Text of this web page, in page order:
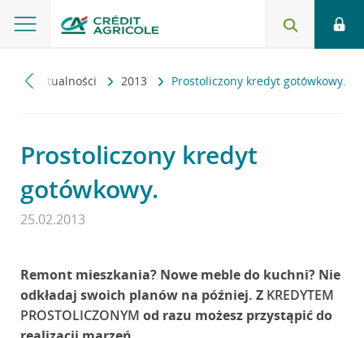
Aktualności 2013 Prostoliczony kredyt gotówkowy.
Prostoliczony kredyt
gotówkowy.
25.02.2013
Remont mieszkania? Nowe meble do kuchni? Nie
odkładaj swoich planów na później. Z KREDYTEM
PROSTOLICZONYM od razu możesz przystąpić do